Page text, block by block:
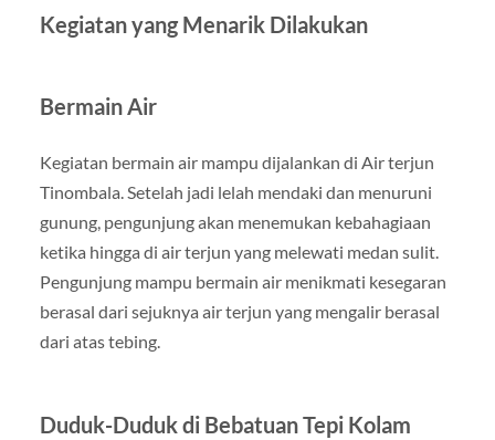
Kegiatan yang Menarik Dilakukan
Bermain Air
Kegiatan bermain air mampu dijalankan di Air terjun
Tinombala. Setelah jadi lelah mendaki dan menuruni
gunung, pengunjung akan menemukan kebahagiaan
ketika hingga di air terjun yang melewati medan sulit.
Pengunjung mampu bermain air menikmati kesegaran
berasal dari sejuknya air terjun yang mengalir berasal
dari atas tebing.
Duduk-Duduk di Bebatuan Tepi Kolam